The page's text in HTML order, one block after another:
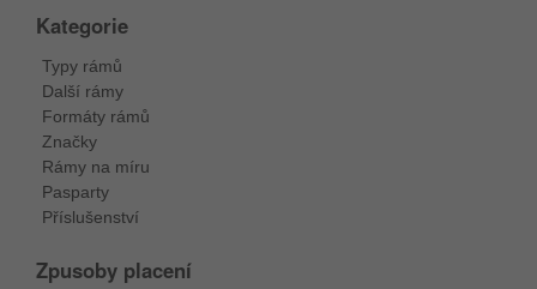
Kategorie
Typy rámů
Další rámy
Formáty rámů
Značky
Rámy na míru
Pasparty
Příslušenství
Zpusoby placení